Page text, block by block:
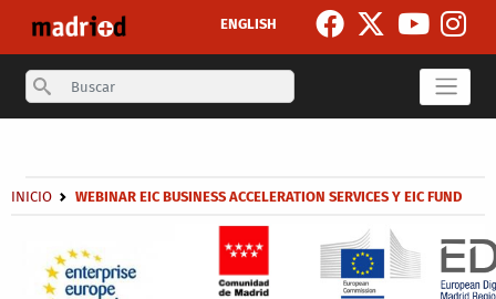
ENGLISH
Search
Sobrescribir enlaces de ayuda a la navegación
INICIO WEBINAR EIC BUSINESS ACCELERATION SERVICES Y EIC FUND